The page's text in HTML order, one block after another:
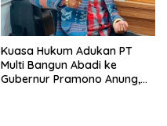
Kuasa Hukum Adukan PT
Multi Bangun Abadi ke
Gubernur Pramono Anung,